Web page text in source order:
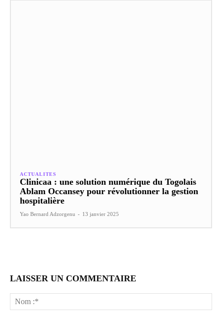
ACTUALITES
Clinicaa : une solution numérique du Togolais
Ablam Occansey pour révolutionner la gestion
hospitalière
Yao Bernard Adzorgenu - 13 janvier 2025
LAISSER UN COMMENTAIRE
:*